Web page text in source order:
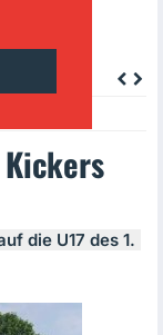
Kickers
die U17 des 1.